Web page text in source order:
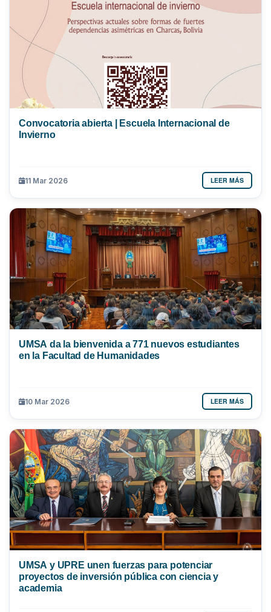
Convocatoria abierta | Escuela Internacional de
Invierno
11 Mar 2026 LEER MÁS
UMSA da la bienvenida a 771 nuevos estudiantes
en la Facultad de Humanidades
10 Mar 2026 LEER MÁS
UMSA y UPRE unen fuerzas para potenciar
proyectos de inversión pública con ciencia y
academia